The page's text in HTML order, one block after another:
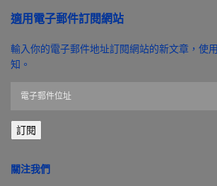
適用電子郵件訂閱網站
輸入你的電子郵件地址訂閱網站的新文章，使
知。
郵
件
址
訂閱
關注我們